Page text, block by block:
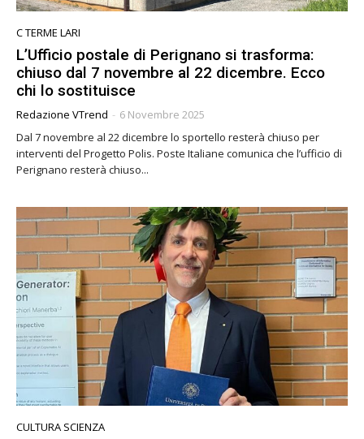
C TERME LARI
L’Ufficio postale di Perignano si trasforma:
chiuso dal 7 novembre al 22 dicembre. Ecco
chi lo sostituisce
Redazione VTrend - 6 Novembre 2025
Dal 7 novembre al 22 dicembre lo sportello resterà chiuso per
interventi del Progetto Polis. Poste Italiane comunica che l’ufficio di
Perignano resterà chiuso...
CULTURA SCIENZA